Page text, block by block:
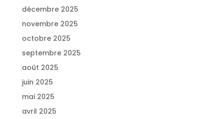
décembre 2025
novembre 2025
octobre 2025
septembre 2025
août 2025
juin 2025
mai 2025
avril 2025